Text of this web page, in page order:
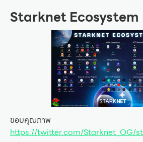
Starknet Ecosystem
ขอบคุณภาพ
https://twitter.com/Starknet_OG/